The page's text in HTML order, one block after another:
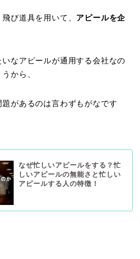
び道具を用いて、 アピールを企
なアピールが通用する会社なの
から、
があるのは言わずもがなです
なぜ忙しいアピールをする？忙
しいアピールの無能さと忙しい
アピールする人の特徴！